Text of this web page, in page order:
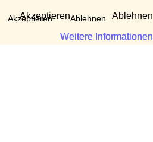
Akzeptieren Ablehnen
Weitere Informationen
Akzeptieren Ablehnen
Weitere Informationen